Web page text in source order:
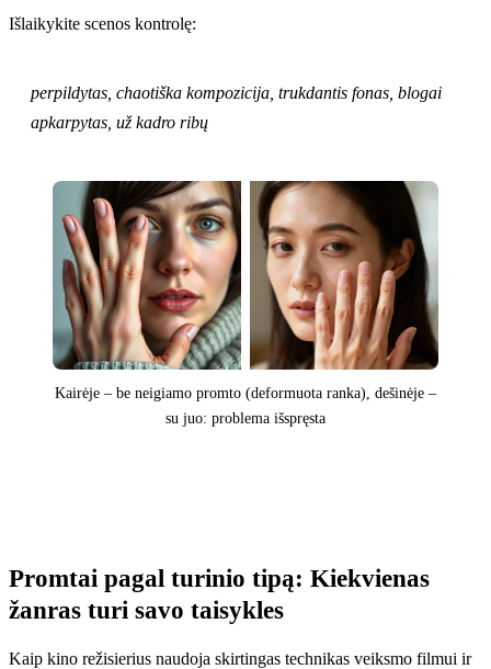
Išlaikykite scenos kontrolę:
perpildytas, chaotiška kompozicija, trukdantis fonas, blogai
apkarpytas, už kadro ribų
Kairėje – be neigiamo promto (deformuota ranka), dešinėje –
su juo: problema išspręsta
Promtai pagal turinio tipą: Kiekvienas
žanras turi savo taisykles
Kaip kino režisierius naudoja skirtingas technikas veiksmo filmui ir